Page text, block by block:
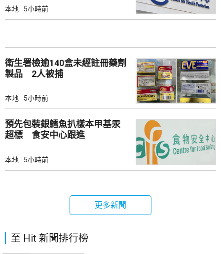
本地 5小時前
衛生署檢逾140盒未經註冊藥劑
製品 2人被捕
本地 5小時前
預先包裝銀鱈魚扒樣本甲基汞
超標 食安中心跟進
本地 5小時前
更多新聞
至 Hit 新聞排行榜